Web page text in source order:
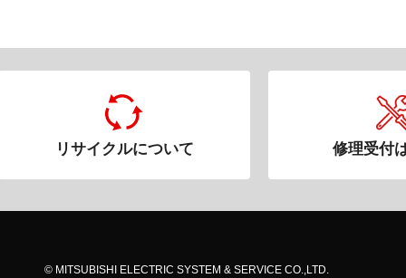
リサイクルについて 修理受付
© MITSUBISHI ELECTRIC SYSTEM & SERVICE CO.,LTD.